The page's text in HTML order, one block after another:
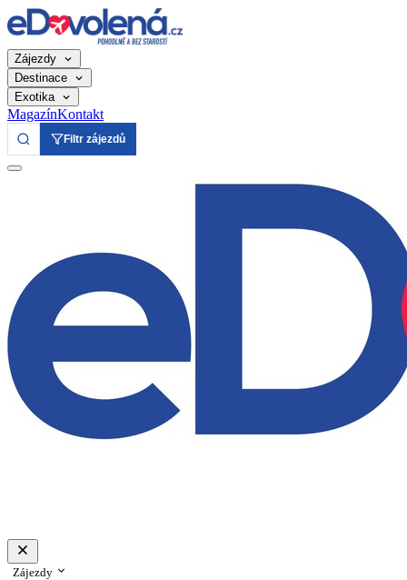
Zájezdy
Destinace
Exotika
MagazínKontakt
Filtr zájezdů
Zájezdy